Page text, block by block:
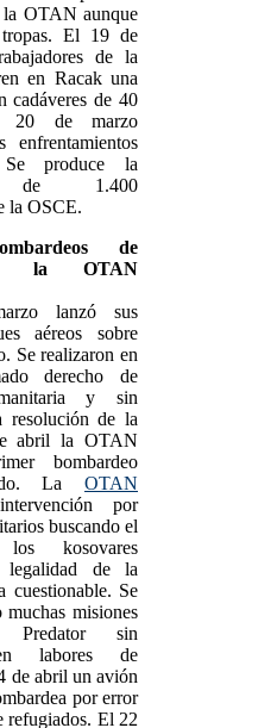
la OTAN aunque
El 19 de
de la
en Racak una
cadáveres de 40
20 de marzo
enfrentamientos
produce la
de 1.400
la OSCE.
de
la OTAN
lanzó sus
aéreos sobre
Se realizaron en
derecho de
y sin
resolución de la
abril la OTAN
bombardeo
La OTAN
por
buscando el
kosovares
legalidad de la
cuestionable. Se
misiones
Predator sin
labores de
de abril un avión
por error
refugiados. El 22